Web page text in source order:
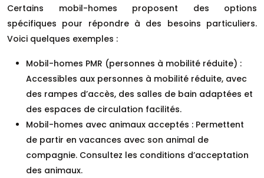
Certains mobil-homes proposent des options
spécifiques pour répondre à des besoins particuliers.
Voici quelques exemples :
Mobil-homes PMR (personnes à mobilité réduite) :
Accessibles aux personnes à mobilité réduite, avec
des rampes d’accès, des salles de bain adaptées et
des espaces de circulation facilités.
Mobil-homes avec animaux acceptés : Permettent
de partir en vacances avec son animal de
compagnie. Consultez les conditions d’acceptation
des animaux.